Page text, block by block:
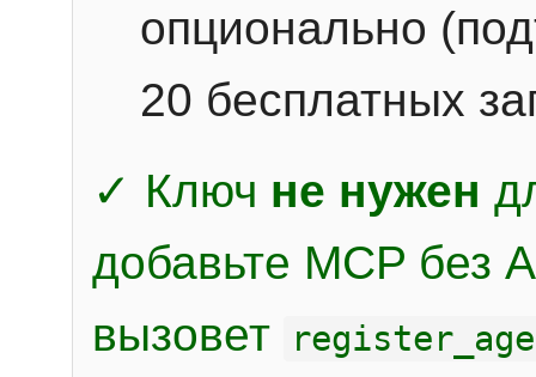
опционально
20 бесплатных
✓ Ключ не нужен
добавьте MCP без
вызовет